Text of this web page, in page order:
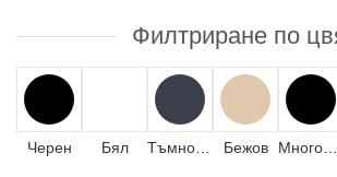
Филтриране по
Черен Бял Бежов